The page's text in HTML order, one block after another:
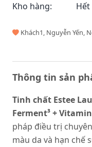
Kho hàng:
Khách1, Nguyễn Yến,
Thông tin sản
Tinh chất Estee
Ferment³ +
pháp điều trị
màu da và hạn chế